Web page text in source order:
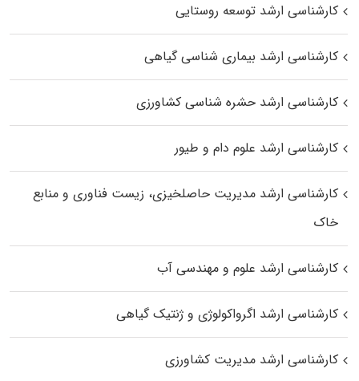
کارشناسی ارشد توسعه روستایی
کارشناسی ارشد بیماری‌ شناسی گیاهی
کارشناسی ارشد حشره‌ شناسی کشاورزی
کارشناسی ارشد علوم دام و طیور
کارشناسی ارشد مدیریت حاصلخیزی، زیست فناوری و منابع
خاک
کارشناسی ارشد علوم و مهندسی آب
کارشناسی ارشد اگرواکولوژی و ژنتیک گیاهی
کارشناسی ارشد مدیریت کشاورزی